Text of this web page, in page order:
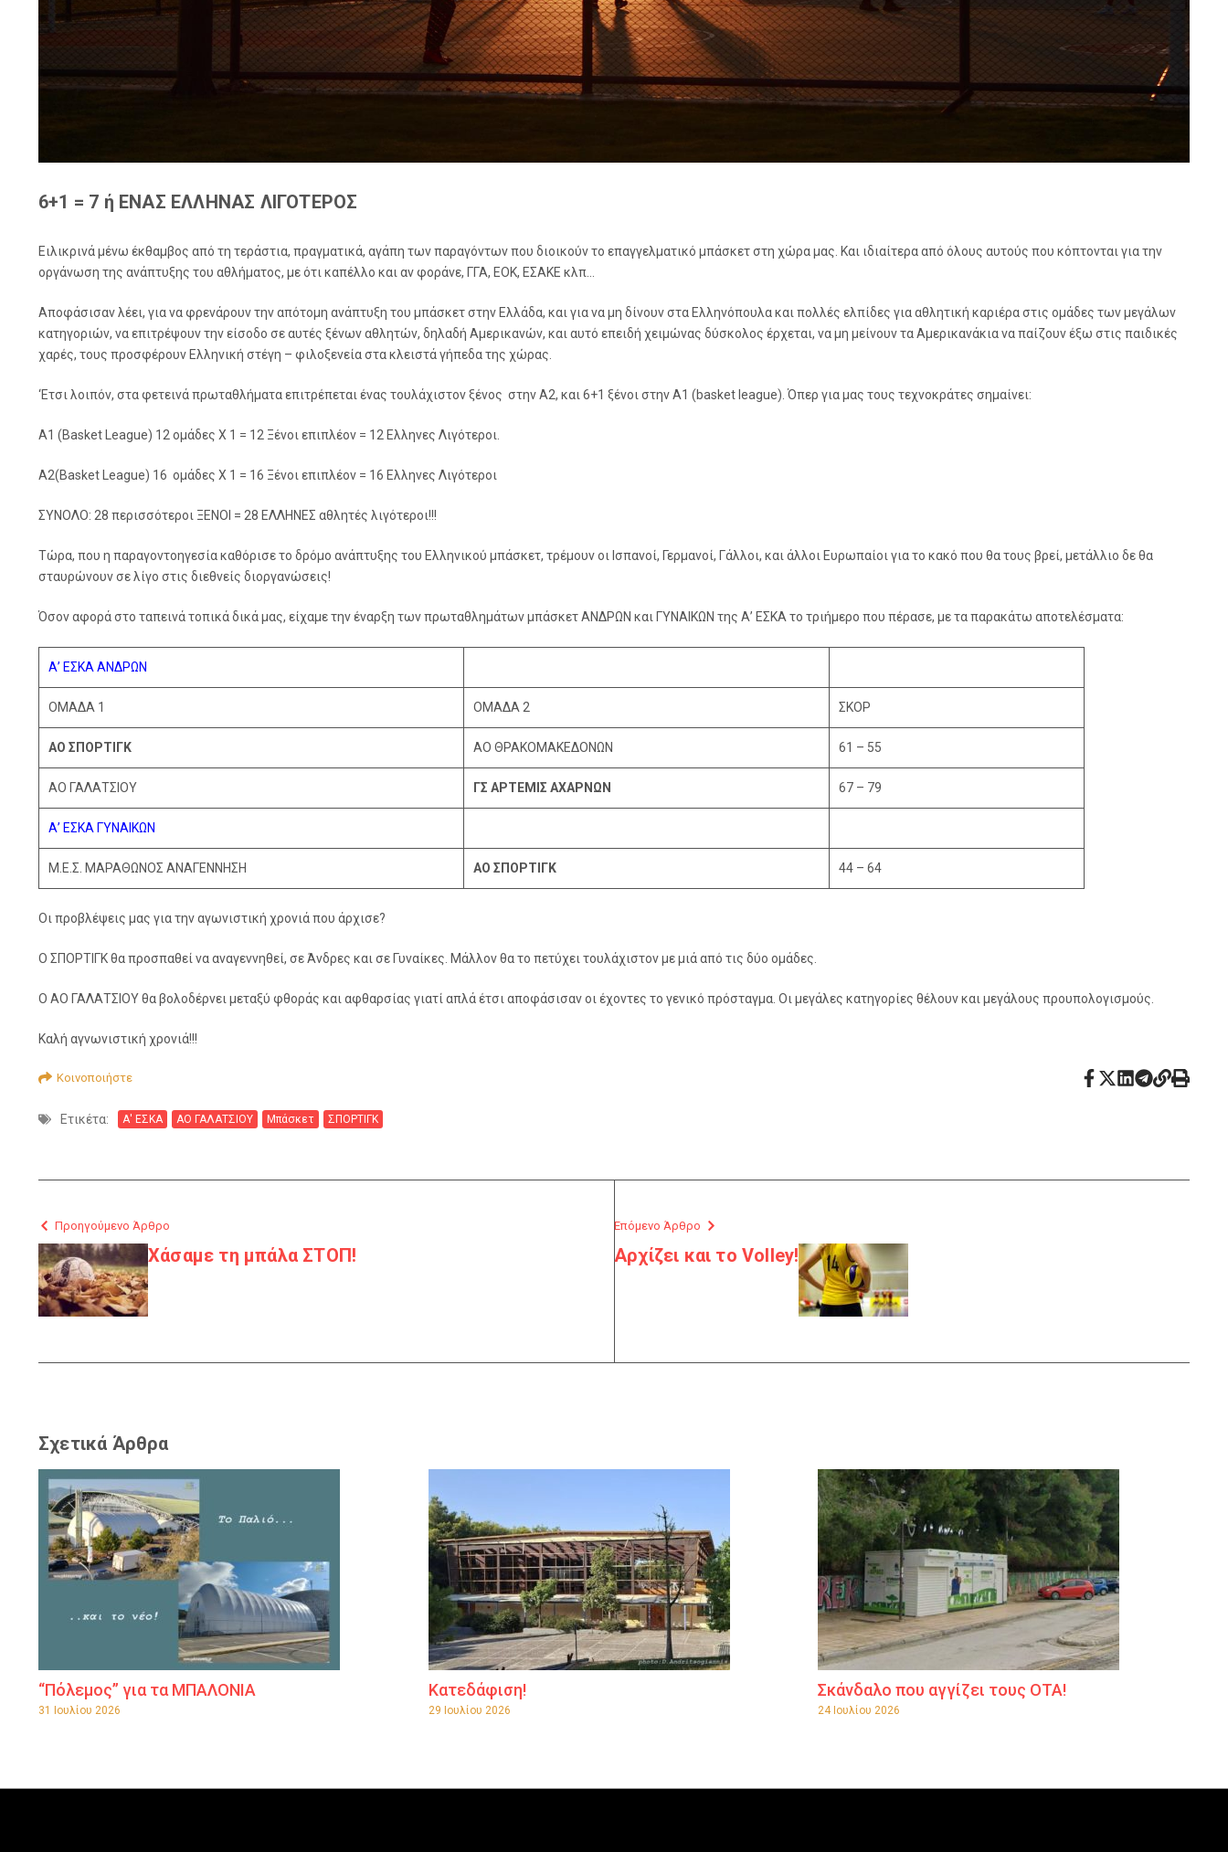
6+1 = 7 ή ΕΝΑΣ ΕΛΛΗΝΑΣ ΛΙΓΟΤΕΡΟΣ
Ειλικρινά μένω έκθαμβος από τη τεράστια, πραγματικά, αγάπη των παραγόντων που διοικούν το επαγγελματικό μπάσκετ στη χώρα μας. Και ιδιαίτερα από όλους αυτούς που κόπτονται για την
οργάνωση της ανάπτυξης του αθλήματος, με ότι καπέλλο και αν φοράνε, ΓΓΑ, ΕΟΚ, ΕΣΑΚΕ κλπ…
Αποφάσισαν λέει, για να φρενάρουν την απότομη ανάπτυξη του μπάσκετ στην Ελλάδα, και για να μη δίνουν στα Ελληνόπουλα και πολλές ελπίδες για αθλητική καριέρα στις ομάδες των μεγάλων
κατηγοριών, να επιτρέψουν την είσοδο σε αυτές ξένων αθλητών, δηλαδή Αμερικανών, και αυτό επειδή χειμώνας δύσκολος έρχεται, να μη μείνουν τα Αμερικανάκια να παίζουν έξω στις παιδικές
χαρές, τους προσφέρουν Ελληνική στέγη – φιλοξενεία στα κλειστά γήπεδα της χώρας.
‘Ετσι λοιπόν, στα φετεινά πρωταθλήματα επιτρέπεται ένας τουλάχιστον ξένος στην Α2, και 6+1 ξένοι στην Α1 (basket league). Όπερ για μας τους τεχνοκράτες σημαίνει:
A1 (Basket League) 12 ομάδες Χ 1 = 12 Ξένοι επιπλέον = 12 Ελληνες Λιγότεροι.
Α2(Basket League) 16 ομάδες Χ 1 = 16 Ξένοι επιπλέον = 16 Ελληνες Λιγότεροι
ΣΥΝΟΛΟ: 28 περισσότεροι ΞΕΝΟΙ = 28 ΕΛΛΗΝΕΣ αθλητές λιγότεροι!!!
Τώρα, που η παραγοντοηγεσία καθόρισε το δρόμο ανάπτυξης του Ελληνικού μπάσκετ, τρέμουν οι Ισπανοί, Γερμανοί, Γάλλοι, και άλλοι Ευρωπαίοι για το κακό που θα τους βρεί, μετάλλιο δε θα
σταυρώνουν σε λίγο στις διεθνείς διοργανώσεις!
Όσον αφορά στο ταπεινά τοπικά δικά μας, είχαμε την έναρξη των πρωταθλημάτων μπάσκετ ΑΝΔΡΩΝ και ΓΥΝΑΙΚΩΝ της Α’ ΕΣΚΑ το τριήμερο που πέρασε, με τα παρακάτω αποτελέσματα:
Α’ ΕΣΚΑ ΑΝΔΡΩΝ
ΟΜΑΔΑ 1 ΟΜΑΔΑ 2 ΣΚΟΡ
ΑΟ ΣΠΟΡΤΙΓΚ ΑΟ ΘΡΑΚΟΜΑΚΕΔΟΝΩΝ 61 – 55
ΑΟ ΓΑΛΑΤΣΙΟΥ ΓΣ ΑΡΤΕΜΙΣ ΑΧΑΡΝΩΝ 67 – 79
Α’ ΕΣΚΑ ΓΥΝΑΙΚΩΝ
Μ.Ε.Σ. ΜΑΡΑΘΩΝΟΣ ΑΝΑΓΕΝΝΗΣΗ ΑΟ ΣΠΟΡΤΙΓΚ 44 – 64
Οι προβλέψεις μας για την αγωνιστική χρονιά που άρχισε?
Ο ΣΠΟΡΤΙΓΚ θα προσπαθεί να αναγεννηθεί, σε Άνδρες και σε Γυναίκες. Μάλλον θα το πετύχει τουλάχιστον με μιά από τις δύο ομάδες.
Ο ΑΟ ΓΑΛΑΤΣΙΟΥ θα βολοδέρνει μεταξύ φθοράς και αφθαρσίας γιατί απλά έτσι αποφάσισαν οι έχοντες το γενικό πρόσταγμα. Οι μεγάλες κατηγορίες θέλουν και μεγάλους προυπολογισμούς.
Καλή αγνωνιστική χρονιά!!!
Κοινοποιήστε
Ετικέτα: Α' ΕΣΚΑ ΑΟ ΓΑΛΑΤΣΙΟΥ Μπάσκετ ΣΠΟΡΤΙΓΚ
Προηγούμενο Άρθρο
Χάσαμε τη μπάλα ΣΤΟΠ!
Επόμενο Άρθρο
Αρχίζει και το Volley!
Σχετικά Άρθρα
“Πόλεμος” για τα ΜΠΑΛΟΝΙΑ
31 Ιουλίου 2026
Κατεδάφιση!
29 Ιουλίου 2026
Σκάνδαλο που αγγίζει τους ΟΤΑ!
24 Ιουλίου 2026